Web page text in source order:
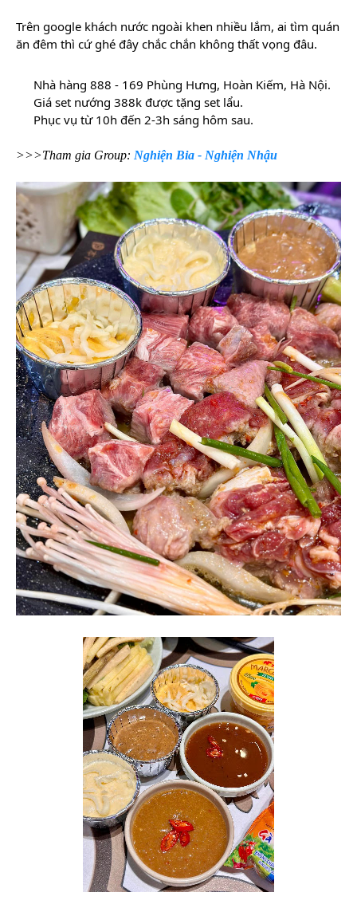
Trên google khách nước ngoài khen nhiều lắm, ai tìm quán
ăn đêm thì cứ ghé đây chắc chắn không thất vọng đâu.
Nhà hàng 888 - 169 Phùng Hưng, Hoàn Kiếm, Hà Nội.
Giá set nướng 388k được tặng set lẩu.
Phục vụ từ 10h đến 2-3h sáng hôm sau.
>>>Tham gia Group: Nghiện Bia - Nghiện Nhậu